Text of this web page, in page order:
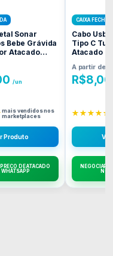
Sonar
Bebe Grávida
Atacado
/un
mais vendidos nos
marketplaces
Produto
DE ATACADO
WHATSAPP
CAIXA
Cabo Usb
Tipo C
Atacado
A partir de
R$8,00
★★★★★
NEGOCIAR
NO